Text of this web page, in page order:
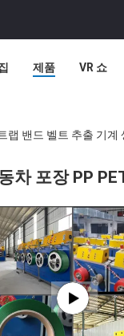
제품 VR 쇼
랩 밴드 벨트 추출 기계
차 포장 PP